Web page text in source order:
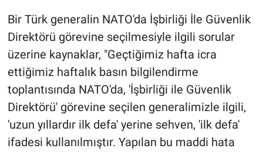
Bir Türk generalin NATO'da İşbirliği İle Güvenlik
Direktörü görevine seçilmesiyle ilgili sorular
üzerine kaynaklar, "Geçtiğimiz hafta icra
ettiğimiz haftalık basın bilgilendirme
toplantısında NATO'da, 'İşbirliği ile Güvenlik
Direktörü' görevine seçilen generalimizle ilgili,
'uzun yıllardır ilk defa' yerine sehven, 'ilk defa'
ifadesi kullanılmıştır. Yapılan bu maddi hata